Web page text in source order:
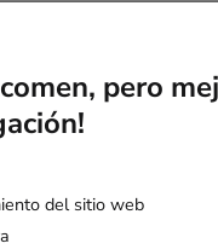
pero
del sitio web